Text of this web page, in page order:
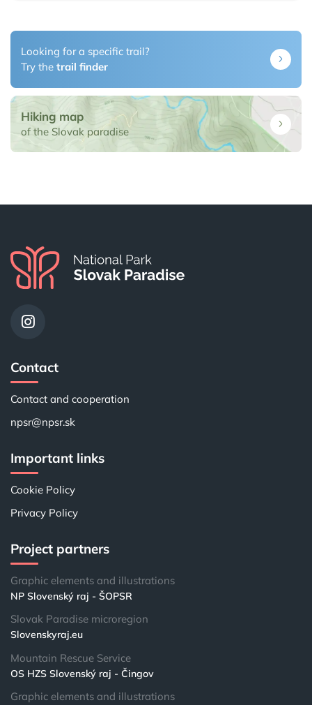
Looking for a specific trail?
Try the trail finder
Hiking map
of the Slovak paradise
Contact
Contact and cooperation
npsr@npsr.sk
Important links
Cookie Policy
Privacy Policy
Project partners
Graphic elements and illustrations
NP Slovenský raj - ŠOPSR
Slovak Paradise microregion
Slovenskyraj.eu
Mountain Rescue Service
OS HZS Slovenský raj - Čingov
Graphic elements and illustrations